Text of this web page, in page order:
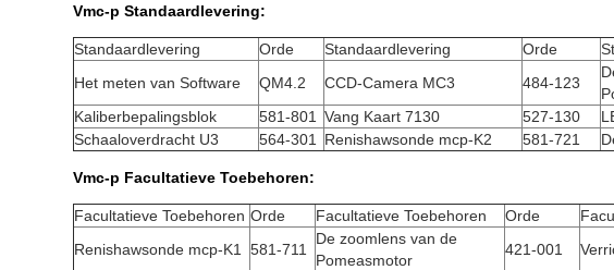
Vmc-p Standaardlevering:
Standaardlevering Orde Standaardlevering Orde
Het meten van Software
QM4.2 CCD-Camera MC3 484-123
Kaliberbepalingsblok
581-801 Vang Kaart 7130 527-130
Schaaloverdracht U3
564-301 Renishawsonde mcp-K2 581-721
Vmc-p Facultatieve Toebehoren:
Facultatieve Toebehoren Orde Facultatieve Toebehoren Orde
Renishawsonde mcp-K1
581-711
De zoomlens van de
Pomeasmotor
421-001